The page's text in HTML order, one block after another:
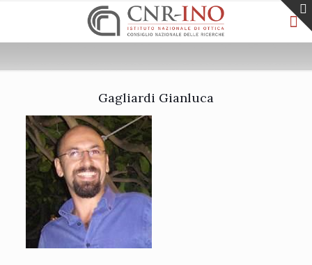
Gagliardi Gianluca